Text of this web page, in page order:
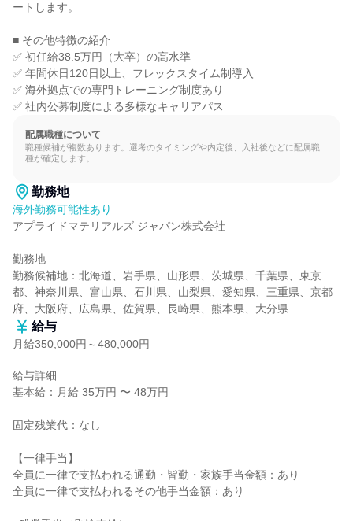
ートします。
■ その他特徴の紹介
✅ 初任給38.5万円（大卒）の高水準
✅ 年間休日120日以上、フレックスタイム制導入
✅ 海外拠点での専門トレーニング制度あり
✅ 社内公募制度による多様なキャリアパス
配属職種について
職種候補が複数あります。選考のタイミングや内定後、入社後などに配属職
種が確定します。
勤務地
海外勤務可能性あり
アプライドマテリアルズ ジャパン株式会社
勤務地
勤務候補地：北海道、岩手県、山形県、茨城県、千葉県、東京
都、神奈川県、富山県、石川県、山梨県、愛知県、三重県、京都
府、大阪府、広島県、佐賀県、長崎県、熊本県、大分県
給与
月給350,000円～480,000円
給与詳細
基本給：月給 35万円 〜 48万円
固定残業代：なし
【一律手当】
全員に一律で支払われる通勤・皆勤・家族手当金額：あり
全員に一律で支払われるその他手当金額：あり